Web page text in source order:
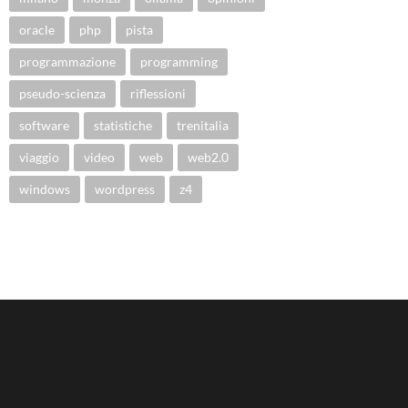
oracle php pista
programmazione programming
pseudo-scienza riflessioni
software statistiche trenitalia
viaggio video web web2.0
windows wordpress z4